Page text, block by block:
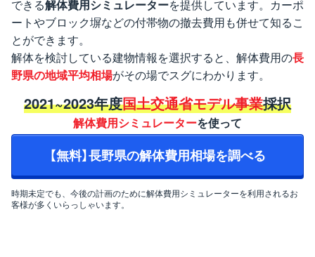
できる解体費用シミュレーターを提供しています。カーポ
ートやブロック塀などの付帯物の撤去費用も併せて知るこ
とができます。
解体を検討している建物情報を選択すると、解体費用の長
野県の地域平均相場がその場でスグにわかります。
2021~2023年度国土交通省モデル事業採択
解体費用シミュレーターを使って
【無料】長野県の解体費用相場を調べる
時期未定でも、今後の計画のために解体費用シミュレーターを利用されるお
客様が多くいらっしゃいます。